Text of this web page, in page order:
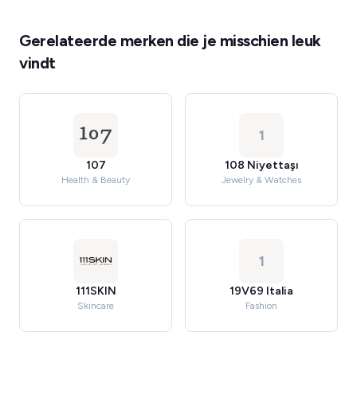
Gerelateerde merken die je misschien leuk
vindt
107
Health & Beauty
1
108 Niyettaşı
Jewelry & Watches
111SKIN
Skincare
1
19V69 Italia
Fashion